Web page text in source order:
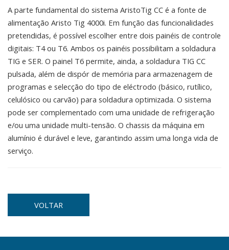
A parte fundamental do sistema AristoTig CC é a fonte de
alimentação Aristo Tig 4000i. Em função das funcionalidades
pretendidas, é possível escolher entre dois painéis de controle
digitais: T4 ou T6. Ambos os painéis possibilitam a soldadura
TIG e SER. O painel T6 permite, ainda, a soldadura TIG CC
pulsada, além de dispór de memória para armazenagem de
programas e selecção do tipo de eléctrodo (básico, rutílico,
celulósico ou carvão) para soldadura optimizada. O sistema
pode ser complementado com uma unidade de refrigeração
e/ou uma unidade multi-tensão. O chassis da máquina em
alumínio é durável e leve, garantindo assim uma longa vida de
serviço.
VOLTAR